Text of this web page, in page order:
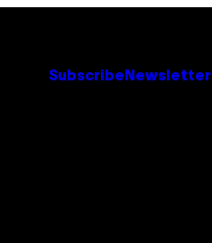
Subscribe Newsletter